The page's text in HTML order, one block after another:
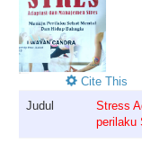
Cite This
Judul
Stress
perilaku